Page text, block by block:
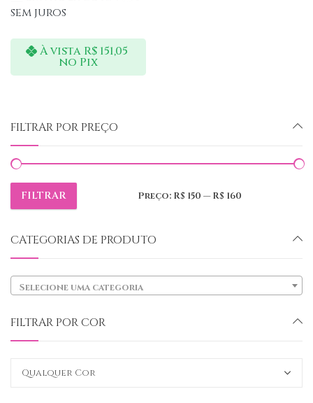
sem juros
À vista R$ 151,05
no Pix
FILTRAR POR PREÇO
Preço
Preço
FILTRAR Preço: R$ 150 —R$ 160
CATEGORIAS DE PRODUTO
Selecione uma categoria
FILTRAR POR COR